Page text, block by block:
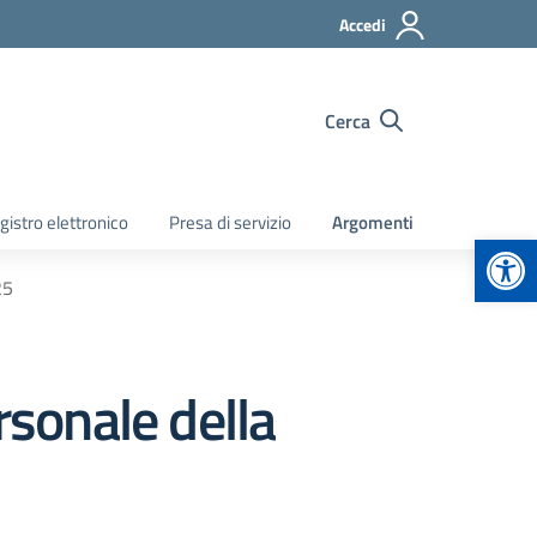
Accedi
Cerca
elettronico Presa di servizio Argomenti
della